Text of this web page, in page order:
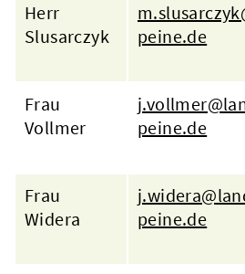
Kreis & Politik
Herr
Slusarczyk
peine.de
Frau
Vollmer
peine.de
Frau
Widera
peine.de